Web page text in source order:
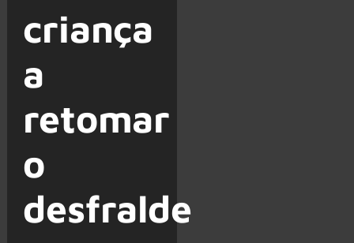
criança
a
retomar
o
desfralde